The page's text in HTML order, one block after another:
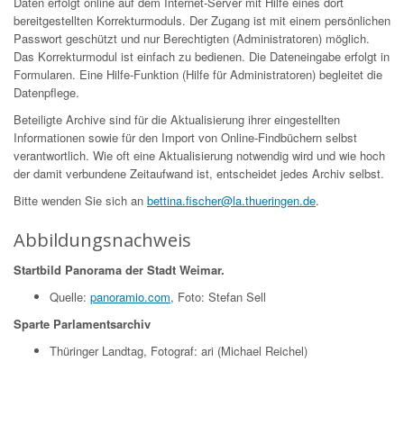
bereitgestellten Korrekturmoduls. Der Zugang ist mit einem persönlichen
Passwort geschützt und nur Berechtigten (Administratoren) möglich.
Das Korrekturmodul ist einfach zu bedienen. Die Dateneingabe erfolgt in
Formularen. Eine Hilfe-Funktion (Hilfe für Administratoren) begleitet die
Datenpflege.
Beteiligte Archive sind für die Aktualisierung ihrer eingestellten
Informationen sowie für den Import von Online-Findbüchern selbst
verantwortlich. Wie oft eine Aktualisierung notwendig wird und wie hoch
der damit verbundene Zeitaufwand ist, entscheidet jedes Archiv selbst.
Bitte wenden Sie sich an bettina.fischer@la.thueringen.de.
Abbildungsnachweis
Startbild Panorama der Stadt Weimar.
Quelle: panoramio.com, Foto: Stefan Sell
Sparte Parlamentsarchiv
Thüringer Landtag, Fotograf: ari (Michael Reichel)